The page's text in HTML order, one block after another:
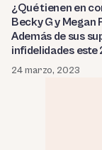
¿Qué tienen en
Becky G y Megan
Además de sus
infidelidades este
ambas
esta película y te
24 marzo, 2023